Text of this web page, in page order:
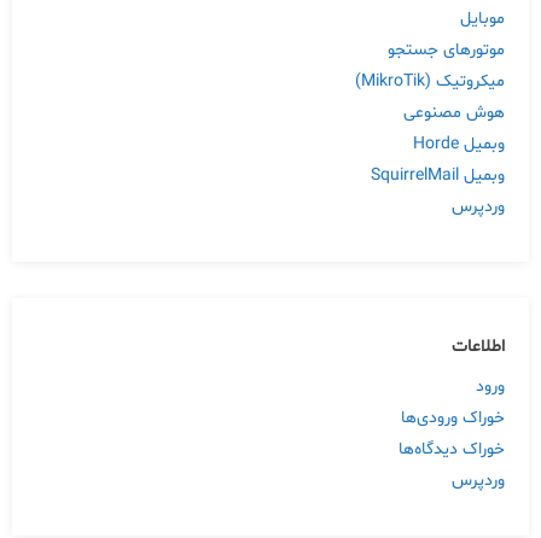
موبایل
موتورهای جستجو
میکروتیک (MikroTik)
هوش مصنوعی
وبمیل Horde
وبمیل SquirrelMail
وردپرس
اطلاعات
ورود
خوراک ورودی‌ها
خوراک دیدگاه‌ها
وردپرس